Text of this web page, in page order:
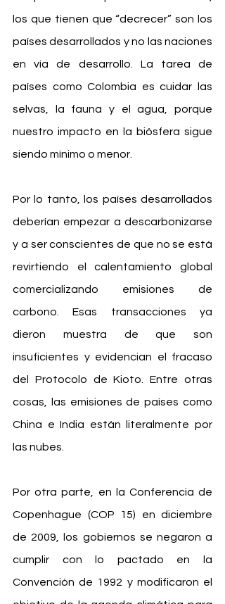
los que tienen que “decrecer” son los
países desarrollados y no las naciones
en vía de desarrollo. La tarea de
países como Colombia es cuidar las
selvas, la fauna y el agua, porque
nuestro impacto en la biósfera sigue
siendo mínimo o menor.
Por lo tanto, los países desarrollados
deberían empezar a descarbonizarse
y a ser conscientes de que no se está
revirtiendo el calentamiento global
comercializando emisiones de
carbono. Esas transacciones ya
dieron muestra de que son
insuficientes y evidencian el fracaso
del Protocolo de Kioto. Entre otras
cosas, las emisiones de países como
China e India están literalmente por
las nubes.
Por otra parte, en la Conferencia de
Copenhague (COP 15) en diciembre
de 2009, los gobiernos se negaron a
cumplir con lo pactado en la
Convención de 1992 y modificaron el